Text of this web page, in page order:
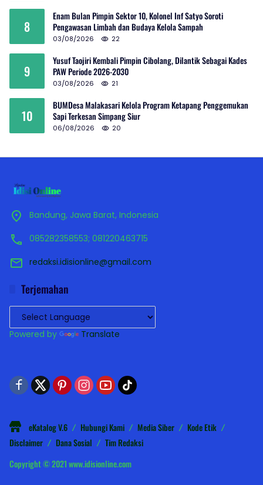
8
Enam Bulan Pimpin Sektor 10, Kolonel Inf Satyo Soroti
Pengawasan Limbah dan Budaya Kelola Sampah
03/08/2026 22
9
Yusuf Taojiri Kembali Pimpin Cibolang, Dilantik Sebagai Kades
PAW Periode 2026-2030
03/08/2026 21
10
BUMDesa Malakasari Kelola Program Ketapang Penggemukan
Sapi Terkesan Simpang Siur
06/08/2026 20
Bandung, Jawa Barat, Indonesia
085282358553; 081220463715
redaksi.idisionline@gmail.com
Terjemahan
Powered by Translate
eKatalog V.6 Hubungi Kami Media Siber
Kode Etik
Disclaimer
Dana Sosial
Tim Redaksi
Copyright © 2021 www.idisionline.com